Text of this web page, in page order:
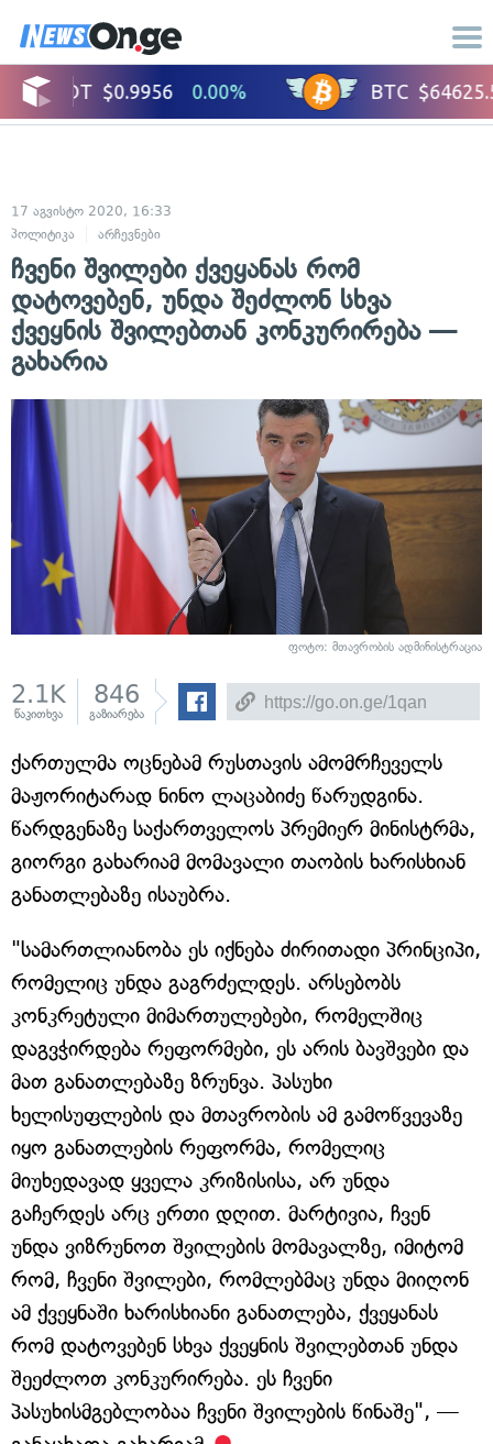
17 აგვისტო 2020, 16:33
პოლიტიკა
არჩევნები
ჩვენი შვილები ქვეყანას რომ
დატოვებენ, უნდა შეძლონ სხვა
ქვეყნის შვილებთან კონკურირება —
გახარია
ფოტო: მთავრობის ადმინისტრაცია
2.1K
წაკითხვა
846
გაზიარება
ქართულმა ოცნებამ რუსთავის ამომრჩეველს
მაჟორიტარად ნინო ლაცაბიძე წარუდგინა.
წარდგენაზე საქართველოს პრემიერ მინისტრმა,
გიორგი გახარიამ მომავალი თაობის ხარისხიან
განათლებაზე ისაუბრა.
"სამართლიანობა ეს იქნება ძირითადი პრინციპი,
რომელიც უნდა გაგრძელდეს. არსებობს
კონკრეტული მიმართულებები, რომელშიც
დაგვჭირდება რეფორმები, ეს არის ბავშვები და
მათ განათლებაზე ზრუნვა. პასუხი
ხელისუფლების და მთავრობის ამ გამოწვევაზე
იყო განათლების რეფორმა, რომელიც
მიუხედავად ყველა კრიზისისა, არ უნდა
გაჩერდეს არც ერთი დღით. მარტივია, ჩვენ
უნდა ვიზრუნოთ შვილების მომავალზე, იმიტომ
რომ, ჩვენი შვილები, რომლებმაც უნდა მიიღონ
ამ ქვეყნაში ხარისხიანი განათლება, ქვეყანას
რომ დატოვებენ სხვა ქვეყნის შვილებთან უნდა
შეეძლოთ კონკურირება. ეს ჩვენი
პასუხისმგებლობაა ჩვენი შვილების წინაშე", —